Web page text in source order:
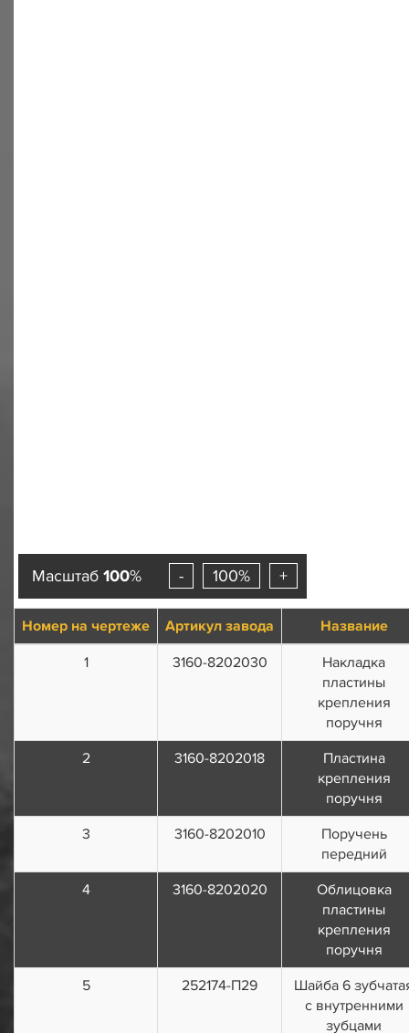
Масштаб 100% - 100% +
Номер на чертеже Артикул завода
Название
1
3160-8202030
Накладка
пластины
крепления
поручня
2
3160-8202018
Пластина
крепления
поручня
3
3160-8202010
Поручень
передний
4
3160-8202020
Облицовка
пластины
крепления
поручня
5
252174-П29
Шайба 6
с внутренними
зубцами